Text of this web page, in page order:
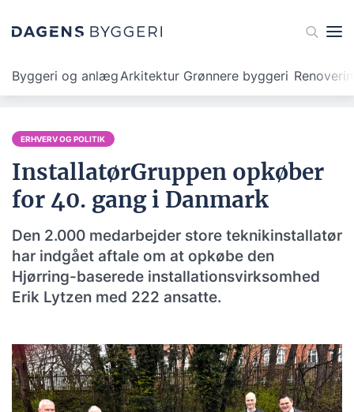
Byggeri og anlægArkitektur Grønnere byggeri
ERHVERV OG POLITIK
InstallatørGruppen opkøber
for 40. gang i Danmark
Den 2.000 medarbejder store teknikinstallatør
har indgået aftale om at opkøbe den
Hjørring-baserede installationsvirksomhed
Erik Lytzen med 222 ansatte.